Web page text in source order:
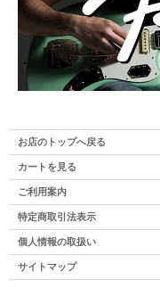
お店のトップへ戻る
カートを見る
ご利用案内
特定商取引法表示
個人情報の取扱い
サイトマップ